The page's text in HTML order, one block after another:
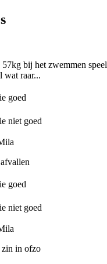
bij het zwemmen
wat raar...
goed
niet goed
goed
niet goed
zin in ofzo